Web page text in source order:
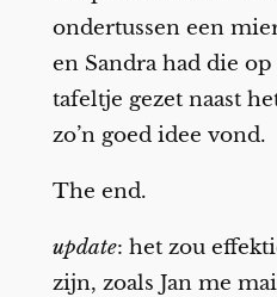
ondertussen een
en Sandra had die
tafeltje gezet naast
zo’n goed idee vond.
The end.
update: het zou
zijn, zoals Jan me